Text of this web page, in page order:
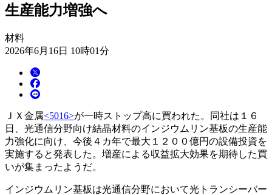
生産能力増強へ
材料
2026年6月16日 10時01分
ＪＸ金属<5016>が一時ストップ高に買われた。同社は１６
日、光通信分野向け結晶材料のインジウムリン基板の生産能
力強化に向け、今後４カ年で最大１２００億円の設備投資を
実施すると発表した。増産による収益拡大効果を期待した買
いが集まったようだ。
インジウムリン基板は光通信分野において光トランシーバー